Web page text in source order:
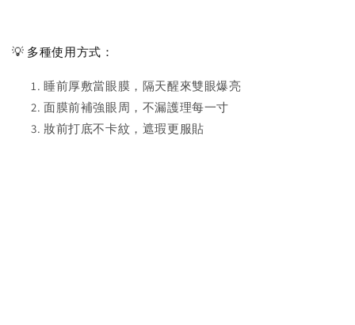
💡 多種使用方式：
睡前厚敷當眼膜，隔天醒來雙眼爆亮
面膜前補強眼周，不漏護理每一寸
妝前打底不卡紋，遮瑕更服貼